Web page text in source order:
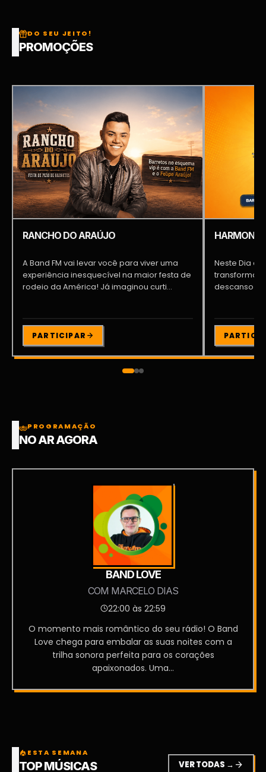
DO SEU JEITO!
PROMOÇÕES
RANCHO DO ARAÚJO
A Band FM vai levar você para viver uma
experiência inesquecível na maior festa de
rodeio da América! Já imaginou curti...
PARTICIPAR
Neste Dia
transformar
descanso
PROGRAMAÇÃO
NO AR AGORA
BAND LOVE
COM MARCELO DIAS
22:00 às 22:59
O momento mais romântico do seu rádio! O Band
Love chega para embalar as suas noites com a
trilha sonora perfeita para os corações
apaixonados. Uma...
local_fire_department ESTA SEMANA
TOP MÚSICAS VER TODAS → arrow_forward